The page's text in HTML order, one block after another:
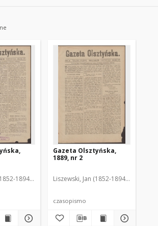
1894). Red.
Gazeta Olsztyńska,
1889, nr 2
Liszewski, Jan (1852-1894). Red.
czasopismo